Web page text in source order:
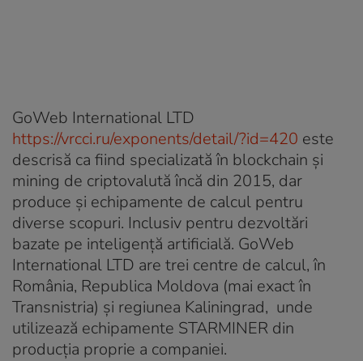
GoWeb International LTD
https://vrcci.ru/exponents/detail/?id=420 este
descrisă ca fiind specializată în blockchain și
mining de criptovalută încă din 2015, dar
produce și echipamente de calcul pentru
diverse scopuri. Inclusiv pentru dezvoltări
bazate pe inteligență artificială. GoWeb
International LTD are trei centre de calcul, în
România, Republica Moldova (mai exact în
Transnistria) și regiunea Kaliningrad, unde
utilizează echipamente STARMINER din
producția proprie a companiei.